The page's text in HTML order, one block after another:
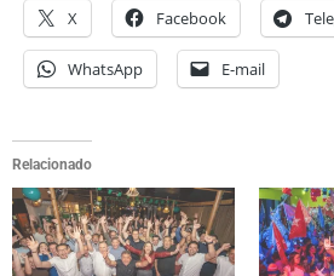
X Facebook
WhatsApp E-mail
Relacionado